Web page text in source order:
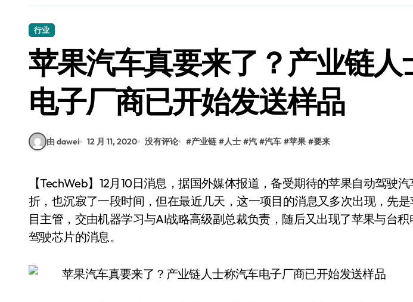
Galaxy Z Flip6：折叠潮流，秒杀全场
S25 Ultra颜值炸裂！定制主题潮翻天
行业
苹果汽车真要来了？产业链人
电子厂商已开始发送样品
由 dawei 12 月 11, 2020 没有评论 #产业链 #人士 #汽 #汽车 #苹果 #要来
【TechWeb】12月10日消息，据国外媒体报道，备受期待的苹果自动驾驶汽车项目，去年遇到波
折，也沉寂了一段时间，但在最近几天，这一项目的消息又多次出现，先
目主管，交由机器学习与AI战略高级副总裁负责，随后又出现了苹果与台
驾驶芯片的消息。